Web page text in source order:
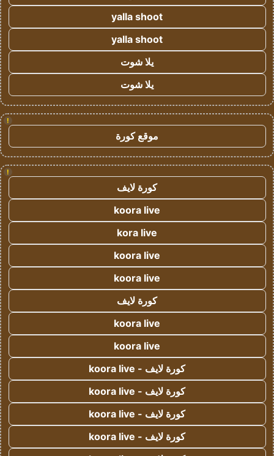
yalla shoot
yalla shoot
يلا شوت
يلا شوت
!
موقع كورة
!
كورة لايف
koora live
kora live
koora live
koora live
كورة لايف
koora live
koora live
كورة لايف - koora live
كورة لايف - koora live
كورة لايف - koora live
كورة لايف - koora live